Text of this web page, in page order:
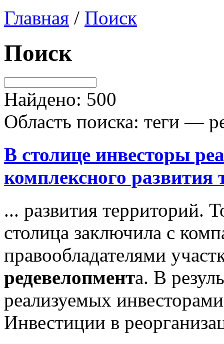
Главная / Поиск
Поиск
Найдено: 500
Область поиска: теги —
В столице инвесторы
комплексного развития
... развития территорий.
столица заключила с
правообладателями
редевелопмента. В
реализуемых
Инвестиции в